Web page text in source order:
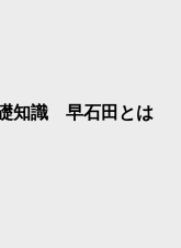
知識 早石田とは